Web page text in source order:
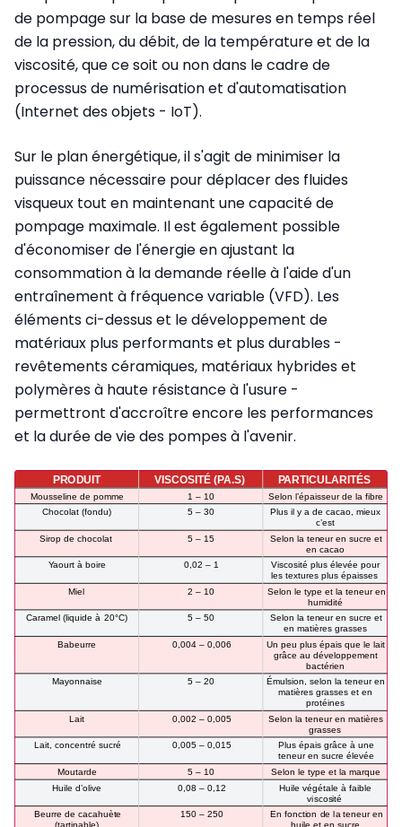
de pompage sur la base de mesures en temps réel
de la pression, du débit, de la température et de la
viscosité, que ce soit ou non dans le cadre de
processus de numérisation et d'automatisation
(Internet des objets - IoT).
Sur le plan énergétique, il s'agit de minimiser la
puissance nécessaire pour déplacer des fluides
visqueux tout en maintenant une capacité de
pompage maximale. Il est également possible
d'économiser de l'énergie en ajustant la
consommation à la demande réelle à l'aide d'un
entraînement à fréquence variable (VFD). Les
éléments ci-dessus et le développement de
matériaux plus performants et plus durables -
revêtements céramiques, matériaux hybrides et
polymères à haute résistance à l'usure -
permettront d'accroître encore les performances
et la durée de vie des pompes à l'avenir.